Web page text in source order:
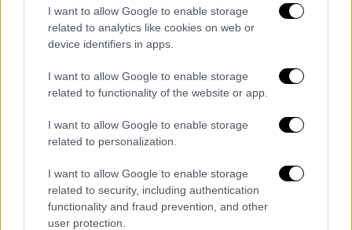
I want to allow Google to enable storage
related to analytics like cookies on web or
device identifiers in apps.
I want to allow Google to enable storage
related to functionality of the website or app.
I want to allow Google to enable storage
related to personalization.
I want to allow Google to enable storage
related to security, including authentication
functionality and fraud prevention, and other
user protection.